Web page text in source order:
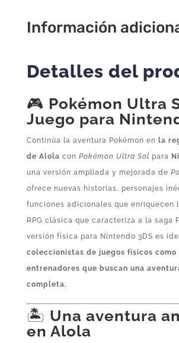
Nintendo
Información
Detalles del
🎮 Pokémon Ultra
Juego para
Continúa la aventura Pokémon en la
de Alola con Pokémon Ultra Sol para
una versión ampliada y mejorada de
ofrece nuevas historias, personajes
funciones adicionales que enriquecen
RPG clásica que caracteriza a la saga
versión física para Nintendo 3DS es
coleccionistas de juegos físicos como
entrenadores que buscan una
completa.
🏝️ Una aventura
en Alola